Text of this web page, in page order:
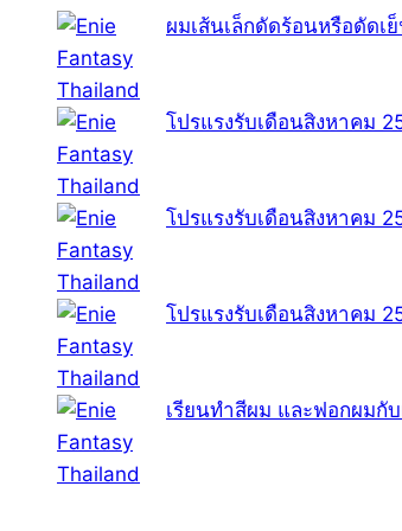
ผมเส้นเล็กดัดร้อนหรือดัดเ
โปรแรงรับเดือนสิงหาคม
โปรแรงรับเดือนสิงหาคม
โปรแรงรับเดือนสิงหาคม
เรียนทำสีผม และฟอกผมกั